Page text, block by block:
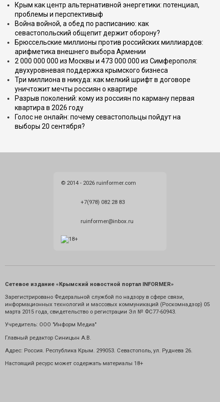
Крым как центр альтернативной энергетики: потенциал,
проблемы и перспективыф
Война войной, а обед по расписанию: как
севастопольский общепит держит оборону?
Брюссельские миллионы против российских миллиардов:
арифметика внешнего выбора Армении
2 000 000 000 из Москвы и 473 000 000 из Симферополя:
двухуровневая поддержка крымского бизнеса
Три миллиона в никуда: как мелкий шрифт в договоре
уничтожит мечты россиян о квартире
Разрыв поколений: кому из россиян по карману первая
квартира в 2026 году
Голос не онлайн: почему севастопольцы пойдут на
выборы 20 сентября?
© 2014 - 2026 ruinformer.com
+7(978) 082 28 83
ruinformer@inbox.ru
Сетевое издание «Крымский новостной портал INFORMER»
Зарегистрировано Федеральной службой по надзору в сфере связи,
информационных технологий и массовых коммуникаций (Роскомнадзор) 05
марта 2015 года, свидетельство о регистрации Эл № ФС77-60943.
Учредитель: ООО "Информ Медиа"
Главный редактор Синицын А.В.
Адрес: Россия. Республика Крым. 299053. Севастополь, ул. Руднева 26.
Настоящий ресурс может содержать материалы 18+